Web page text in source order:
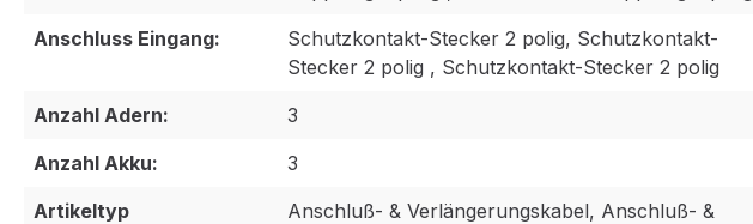
Anschluss Eingang:
Schutzkontakt-Stecker 2 polig, Schutzkontakt-
Stecker 2 polig , Schutzkontakt-Stecker 2 polig
Anzahl Adern:
3
Anzahl Akku:
3
Artikeltyp
Anschluß- & Verlängerungskabel, Anschluß- &